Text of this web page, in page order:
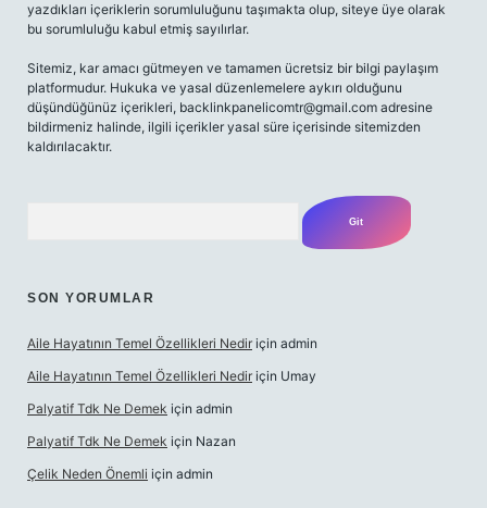
yazdıkları içeriklerin sorumluluğunu taşımakta olup, siteye üye olarak
bu sorumluluğu kabul etmiş sayılırlar.
Sitemiz, kar amacı gütmeyen ve tamamen ücretsiz bir bilgi paylaşım
platformudur. Hukuka ve yasal düzenlemelere aykırı olduğunu
düşündüğünüz içerikleri, backlinkpanelicomtr@gmail.com adresine
bildirmeniz halinde, ilgili içerikler yasal süre içerisinde sitemizden
kaldırılacaktır.
SON YORUMLAR
Aile Hayatının Temel Özellikleri Nedir için admin
Aile Hayatının Temel Özellikleri Nedir için Umay
Palyatif Tdk Ne Demek için admin
Palyatif Tdk Ne Demek için Nazan
Çelik Neden Önemli için admin